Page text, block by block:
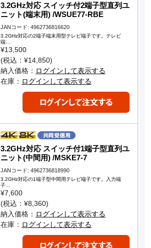
3.2GHz対応 スイッチ付2端子型直列ユ
ニット(端末用) /WSUE77-RBE
JANコード: 4962736816620
3.2GHz対応の2端子端末用型テレビ端子です。テレビ
端…
¥13,500
(税込：¥14,850)
納入価格： ログインして表示する
在庫： ログインして表示する
3.2GHz対応 スイッチ付1端子型直列ユ
ニット(中間用) /MSKE7-7
JANコード: 4962736818990
3.2GHz対応の1端子型中間用テレビ端子です。入力端
子…
¥7,600
(税込：¥8,360)
納入価格： ログインして表示する
在庫： ログインして表示する